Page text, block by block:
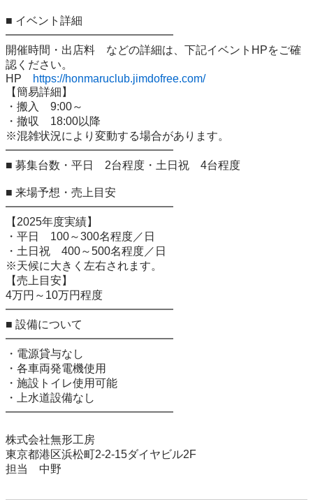
■ イベント詳細
━━━━━━━━━━━━━━━
開催時間・出店料　などの詳細は、下記イベントHPをご確
認ください。
HP
https://honmaruclub.jimdofree.com/
【簡易詳細】
・搬入　9:00～
・撤収　18:00以降
※混雑状況により変動する場合があります。
━━━━━━━━━━━━━━━
■ 募集台数・平日　2台程度・土日祝　4台程度
■ 来場予想・売上目安
━━━━━━━━━━━━━━━
【2025年度実績】
・平日　100～300名程度／日
・土日祝　400～500名程度／日
※天候に大きく左右されます。
【売上目安】
4万円～10万円程度
━━━━━━━━━━━━━━━
■ 設備について
━━━━━━━━━━━━━━━
・電源貸与なし
・各車両発電機使用
・施設トイレ使用可能
・上水道設備なし
━━━━━━━━━━━━━━━
株式会社無形工房
東京都港区浜松町2-2-15ダイヤビル2F
担当　中野